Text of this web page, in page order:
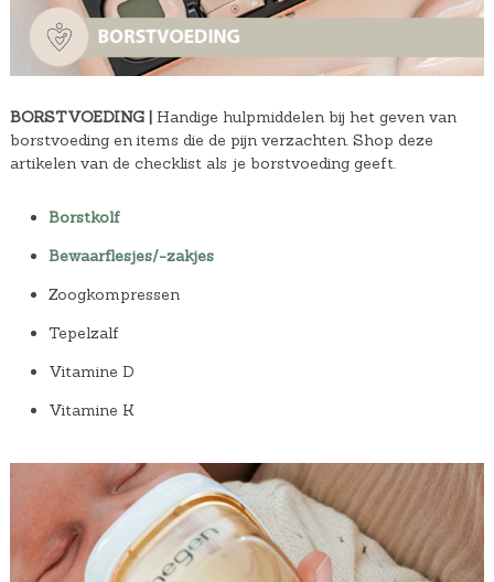
BORSTVOEDING |Handige hulpmiddelen bij het geven van
borstvoeding en items die de pijn verzachten. Shop deze
artikelen van de checklist als je borstvoeding geeft.
Borstkolf
Bewaarflesjes/-zakjes
Zoogkompressen
Tepelzalf
Vitamine D
Vitamine K